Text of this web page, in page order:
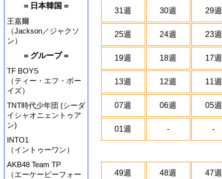
= 日本韓国 =
王嘉爾
（Jackson／ジャクソ
ン）
= グループ =
TF BOYS
（ティー・エフ・ボー
イズ）
TNT時代少年団 (シーダ
イシャオニェントゥア
ン)
INTO1
（イントゥーワン）
AKB48 Team TP
（エーケービーフォー
31週 30週 29週
25週 24週 23週
19週 18週 17週
13週 12週 11週
07週 06週 05週
01週 - -
49週 48週 47週